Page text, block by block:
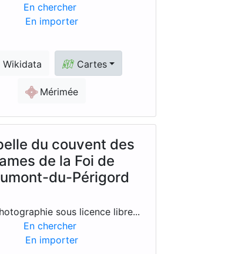
En chercher
En importer
Wikidata Cartes
Mérimée
du couvent des
de la Foi de
du-Périgord
sous licence libre...
En chercher
En importer